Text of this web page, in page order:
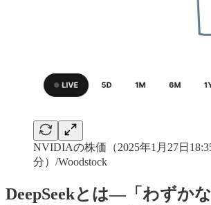
NVIDIAの株価（2025年1月27日
分）/Woodstock
DeepSeekとは—「わずか